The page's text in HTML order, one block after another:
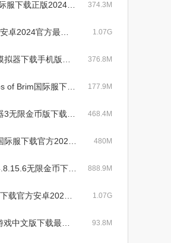
374.3M
1.07G
376.8M
177.9M
468.4M
480M
888.9M
1.07G
93.8M